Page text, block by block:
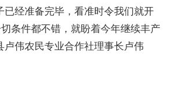
已经准备完毕，看准时令我们就开
条件都不错，就盼着今年继续丰产
卢伟农民专业合作社理事长卢伟